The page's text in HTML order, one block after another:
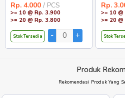
Rp. 4.000 / PCS
>= 10 @ Rp. 3.900
>= 20 @ Rp. 3.800
Stok Tersedia
Rp.
>= 10
>= 20
Stok
Produk
Rekomendasi Produk Yang